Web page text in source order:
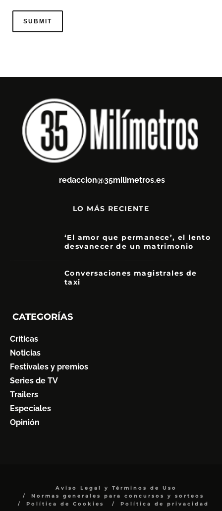
redaccion@35milimetros.es
LO MÁS RECIENTE
‘El amor que permanece’, el lento
desvanecer de un matrimonio
Conversaciones magistrales de
taxi
CATEGORÍAS
Críticas
Noticias
Festivales y premios
Series de TV
Trailers
Especiales
Opinión
Aviso Legal y Términos de Uso
Normas generales para concursos y sorteos
Política de Cookies
Política de privacidad